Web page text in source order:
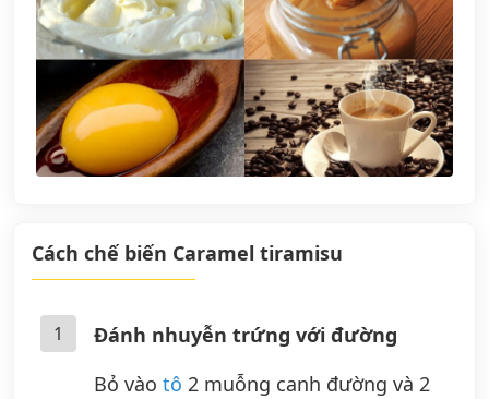
Cách chế biến Caramel tiramisu
1
Đánh nhuyễn trứng với đường
Bỏ vào tô 2 muỗng canh đường và 2